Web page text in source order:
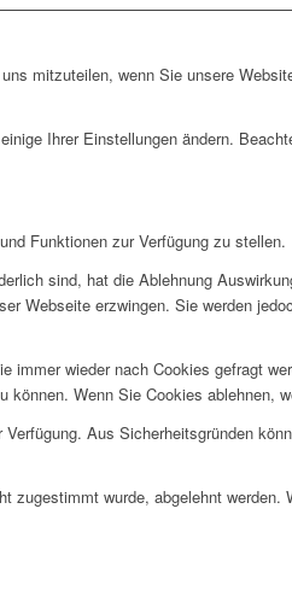
mitzuteilen, wenn Sie unsere
Ihrer Einstellungen ändern.
Funktionen zur Verfügung zu stellen.
sind, hat die Ablehnung
Webseite erzwingen. Sie werden
wieder nach Cookies gefragt
Wenn Sie Cookies ablehnen,
Aus Sicherheitsgründen
wurde, abgelehnt